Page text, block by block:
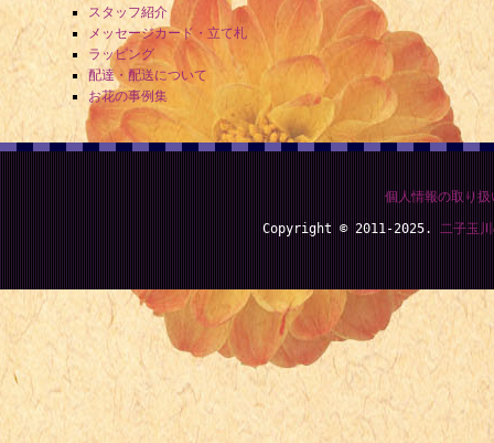
スタッフ紹介
メッセージカード・立て札
ラッピング
配達・配送について
お花の事例集
個人情報の取り
Copyright © 2011-2025.二子玉